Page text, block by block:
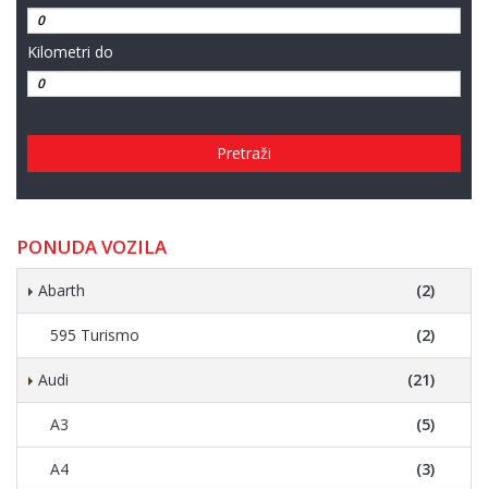
Kilometri do
Pretraži
PONUDA VOZILA
Abarth (2)
595 Turismo (2)
Audi (21)
A3 (5)
A4 (3)